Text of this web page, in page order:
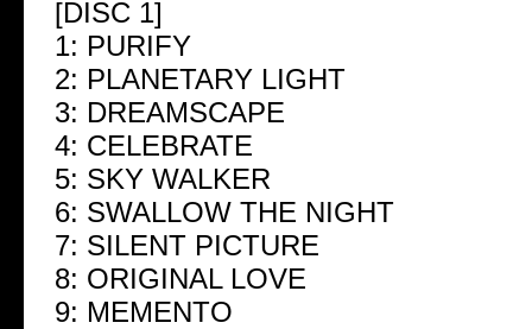
[DISC 1]
1: PURIFY
2: PLANETARY LIGHT
3: DREAMSCAPE
4: CELEBRATE
5: SKY WALKER
6: SWALLOW THE NIGHT
7: SILENT PICTURE
8: ORIGINAL LOVE
9: MEMENTO